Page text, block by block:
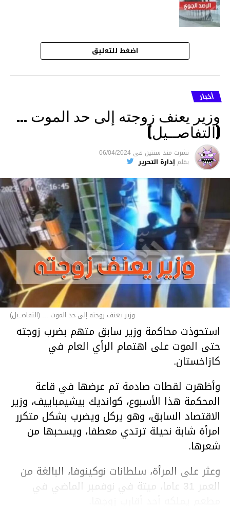
اضغط للتعليق
أخبار
وزير يعنف زوجته إلى حد الموت …
(التفاصــيل)
نشرت منذ سنتين فى 06/04/2024
بقلم إدارة التحرير
وزير يعنف زوجته إلى حد الموت ... (التفاصــيل)
استحوذت محاكمة وزير سابق متهم بضرب زوجته
حتى الموت على اهتمام الرأي العام في
كازاخستان.
وأظهرت لقطات صادمة تم عرضها في قاعة
المحكمة هذا الأسبوع، كوانديك بيشيمباييف، وزير
الاقتصاد السابق، وهو يركل ويضرب بشكل متكرر
امرأة شابة نحيلة ترتدي معطفا، ويسحبها من
شعرها.
وعثر على المرأة، سلطانات نوكينوفا، البالغة من
العمر 31 عاما، ميتة في نوفمبر الماضي في